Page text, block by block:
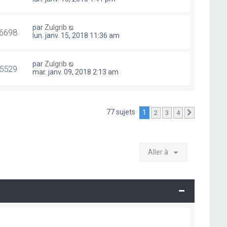
par Zulgrib
lun. janv. 15, 2018 11:36 am
par Zulgrib
mar. janv. 09, 2018 2:13 am
77 sujets 1 2 3 4
Aller à